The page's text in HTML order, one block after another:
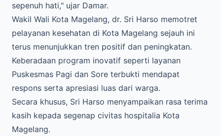
sepenuh hati," ujar Damar.
Wakil Wali Kota Magelang, dr. Sri Harso memotret
pelayanan kesehatan di Kota Magelang sejauh ini
terus menunjukkan tren positif dan peningkatan.
Keberadaan program inovatif seperti layanan
Puskesmas Pagi dan Sore terbukti mendapat
respons serta apresiasi luas dari warga.
Secara khusus, Sri Harso menyampaikan rasa terima
kasih kepada segenap civitas hospitalia Kota
Magelang.